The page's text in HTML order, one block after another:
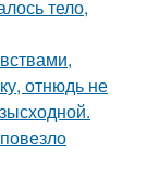
тело,
отнюдь не